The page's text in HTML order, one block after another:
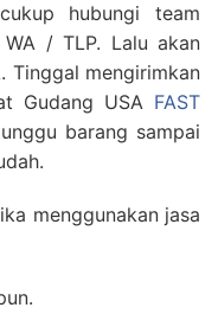
hubungi team
/ TLP. Lalu akan
Tinggal mengirimkan
Gudang USA FAST
barang sampai
menggunakan jasa